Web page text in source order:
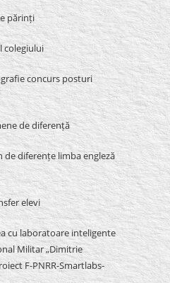
părinți
colegiului
concurs posturi
de diferență
de diferențe limba engleză
elevi
cu laboratoare inteligente
Militar „Dimitrie
F-PNRR-Smartlabs-